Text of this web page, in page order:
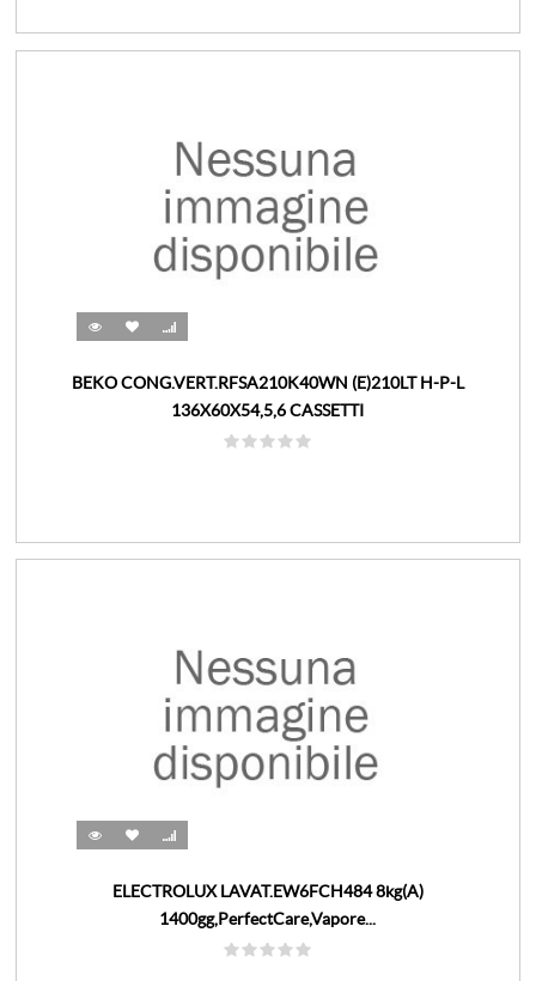
BEKO CONG.VERT.RFSA210K40WN (E)210LT H-P-L
136X60X54,5,6 CASSETTI
ELECTROLUX LAVAT.EW6FCH484 8kg(A)
1400gg,PerfectCare,Vapore...